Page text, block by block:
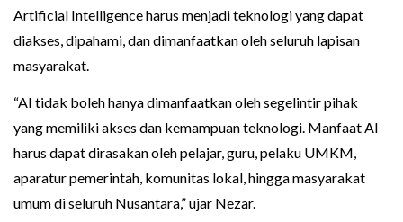
Artificial Intelligence harus menjadi teknologi yang dapat
diakses, dipahami, dan dimanfaatkan oleh seluruh lapisan
masyarakat.
“AI tidak boleh hanya dimanfaatkan oleh segelintir pihak
yang memiliki akses dan kemampuan teknologi. Manfaat AI
harus dapat dirasakan oleh pelajar, guru, pelaku UMKM,
aparatur pemerintah, komunitas lokal, hingga masyarakat
umum di seluruh Nusantara,” ujar Nezar.